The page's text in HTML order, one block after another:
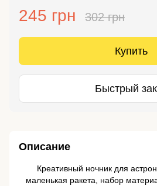
245 грн 302 грн
Купить
Быстрый
Описание
Креативный ночник для
маленькая ракета, набор